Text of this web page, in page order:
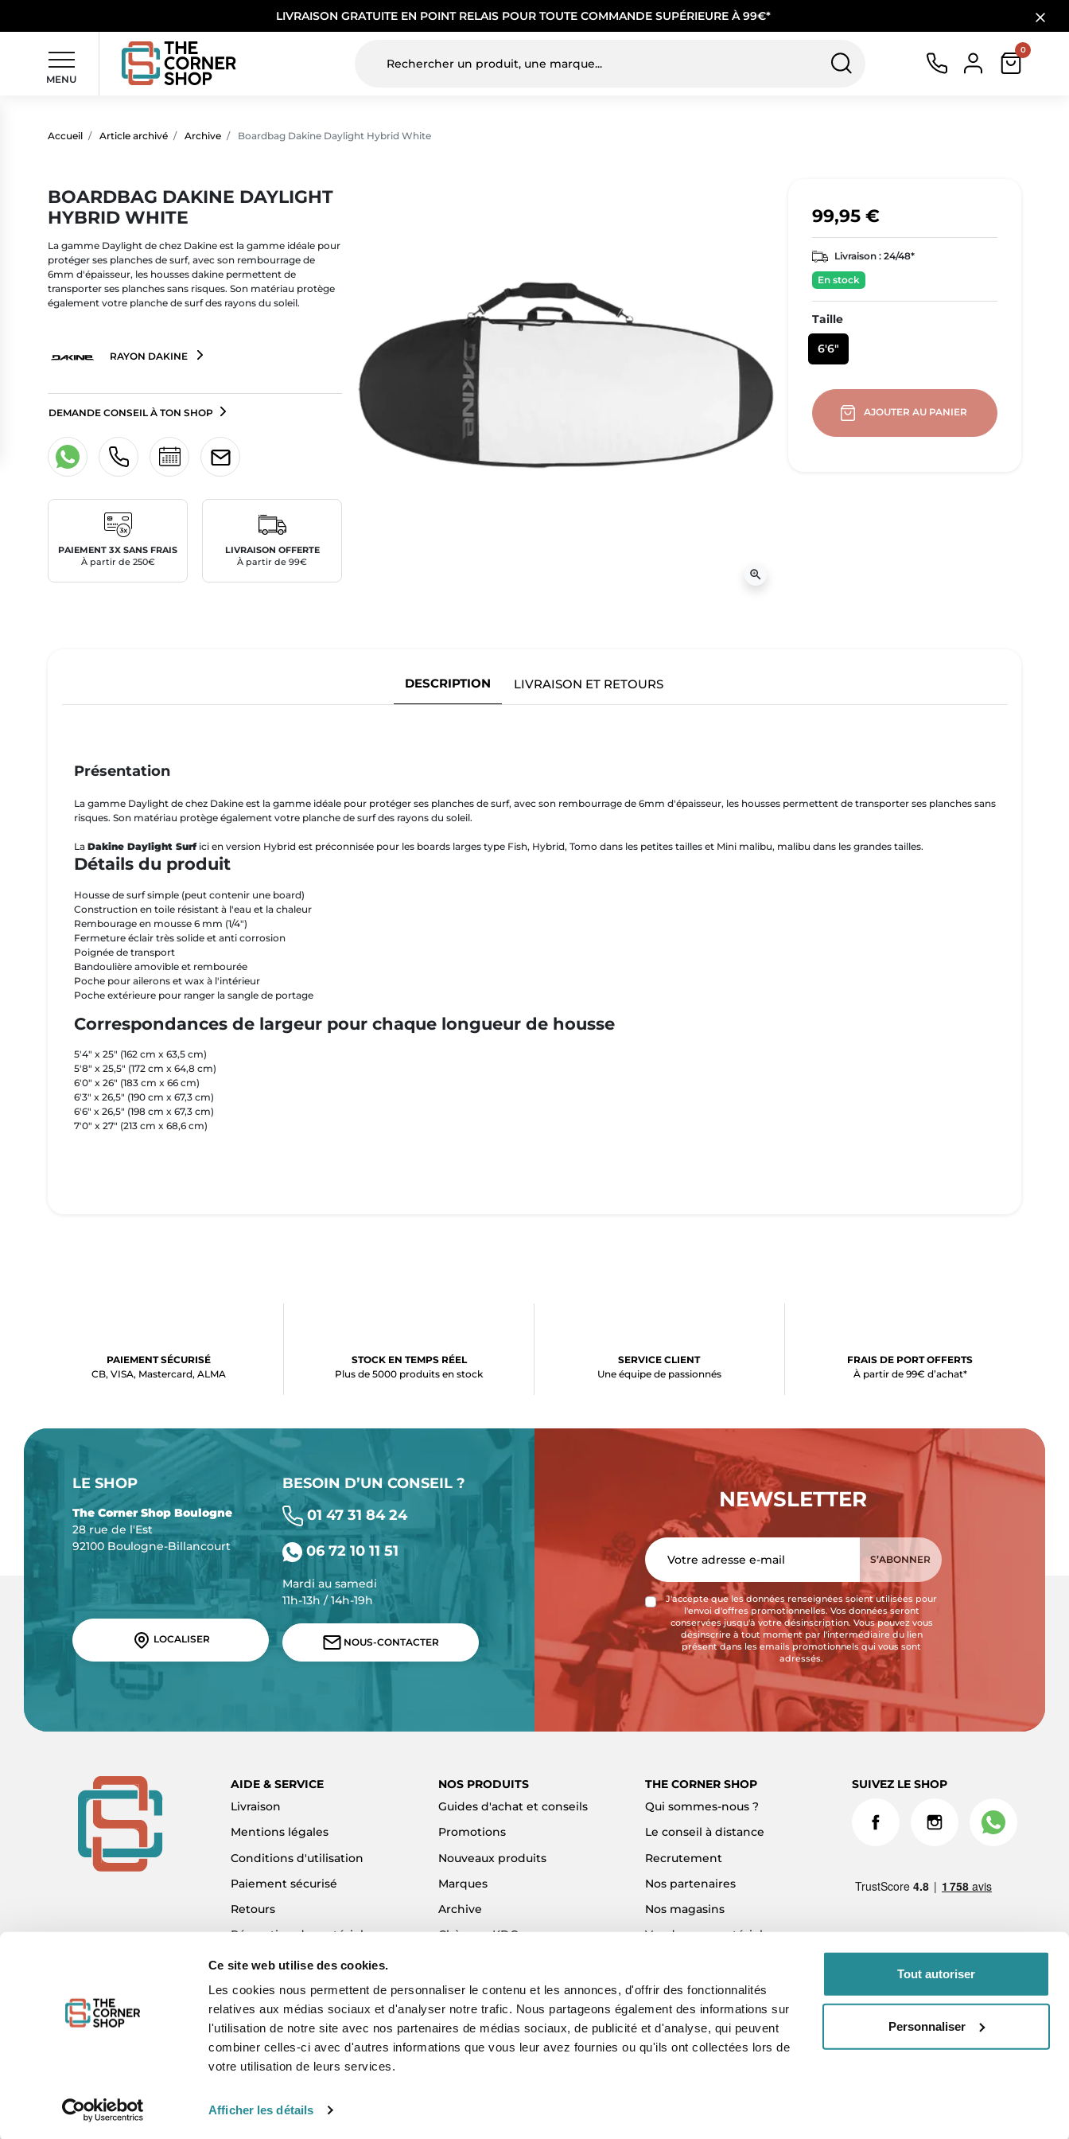
Ce site web utilise des cookies.
Les cookies nous permettent de personnaliser le contenu et les annonces, d'offrir des fonctionnalités
relatives aux médias sociaux et d'analyser notre trafic. Nous partageons également des informations sur
l'utilisation de notre site avec nos partenaires de médias sociaux, de publicité et d'analyse, qui peuvent
combiner celles-ci avec d'autres informations que vous leur avez fournies ou qu'ils ont collectées lors de
votre utilisation de leurs services.
Afficher les détails
Tout autoriser
Personnaliser
LIVRAISON GRATUITE EN POINT RELAIS POUR TOUTE COMMANDE SUPÉRIEURE À 99€*
MENU
0
Accueil Article archivé Archive Boardbag Dakine Daylight Hybrid White
zoom_in
BOARDBAG DAKINE DAYLIGHT
HYBRID WHITE
La gamme Daylight de chez Dakine est la gamme idéale pour
protéger ses planches de surf, avec son rembourrage de
6mm d'épaisseur, les housses dakine permettent de
transporter ses planches sans risques. Son matériau protège
également votre planche de surf des rayons du soleil.
RAYON DAKINE
DEMANDE CONSEIL À TON SHOP
PAIEMENT 3X SANS FRAIS
À partir de 250€
LIVRAISON OFFERTE
À partir de 99€
99,95 €
Livraison :24/48*
En stock
Taille
6'6"
AJOUTER AU PANIER
DESCRIPTION LIVRAISON ET RETOURS
Présentation
La gamme Daylight de chez Dakine est la gamme idéale pour protéger ses planches de surf, avec son rembourrage de 6mm d'épaisseur, les housses permettent de transporter ses planches sans
risques. Son matériau protège également votre planche de surf des rayons du soleil.
La Dakine Daylight Surfici en version Hybrid est préconnisée pour les boards larges type Fish, Hybrid, Tomo dans les petites tailles et Mini malibu, malibu dans les grandes tailles.
Détails du produit
Housse de surf simple (peut contenir une board)
Construction en toile résistant à l'eau et la chaleur
Rembourage en mousse 6 mm (1/4")
Fermeture éclair très solide et anti corrosion
Poignée de transport
Bandoulière amovible et rembourée
Poche pour ailerons et wax à l'intérieur
Poche extérieure pour ranger la sangle de portage
Correspondances de largeur pour chaque longueur de housse
5'4" x 25" (162 cm x 63,5 cm)
5'8" x 25,5" (172 cm x 64,8 cm)
6'0" x 26" (183 cm x 66 cm)
6'3" x 26,5" (190 cm x 67,3 cm)
6'6" x 26,5" (198 cm x 67,3 cm)
7'0" x 27" (213 cm x 68,6 cm)
PAIEMENT SÉCURISÉ
CB, VISA, Mastercard, ALMA
STOCK EN TEMPS RÉEL
Plus de 5000 produits en stock
SERVICE CLIENT
Une équipe de passionnés
FRAIS DE PORT OFFERTS
À partir de 99€ d’achat*
LE SHOP
The Corner Shop Boulogne
28 rue de l'Est
92100 Boulogne-Billancourt
LOCALISER
BESOIN D’UN CONSEIL ?
01 47 31 84 24
06 72 10 11 51
Mardi au samedi
11h-13h / 14h-19h
NOUS-CONTACTER
NEWSLETTER
J'accepte que les données renseignées soient utilisées pour
l'envoi d'offres promotionnelles. Vos données seront
conservées jusqu'à votre désinscription. Vous pouvez vous
désinscrire à tout moment par l'intermédiaire du lien
présent dans les emails promotionnels qui vous sont
adressés.
AIDE & SERVICE
Livraison
Mentions légales
Conditions d'utilisation
Paiement sécurisé
Retours
Réparation de matériel
Détaxe - Tax Refund
Garantie & SAV
Plan du site
Mon compte
Nous contacter
NOS PRODUITS
Guides d'achat et conseils
Promotions
Nouveaux produits
Marques
Archive
Chèques KDO
THE CORNER SHOP
Qui sommes-nous ?
Le conseil à distance
Recrutement
Nos partenaires
Nos magasins
Vendre son matériel
Blog
SUIVEZ LE SHOP